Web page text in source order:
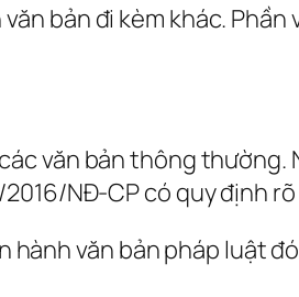
bản đi kèm khác.
văn bản thông thường.
NĐ-CP có quy định
văn bản pháp luật